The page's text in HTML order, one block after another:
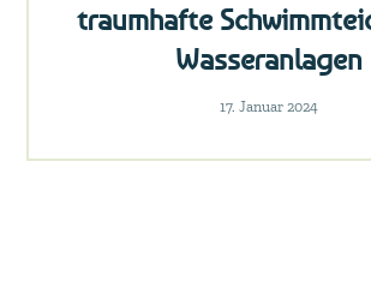
traumhafte
Wasseranlagen
17. Januar 2024